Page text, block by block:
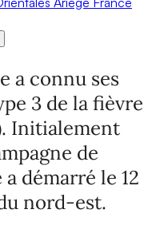
a connu ses
3 de la fièvre
Initialement
de
démarré le 12
nord-est.